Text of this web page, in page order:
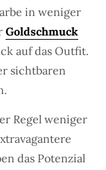
in weniger
Goldschmuck
auf das Outfit.
sichtbaren
Regel weniger
das Potenzial